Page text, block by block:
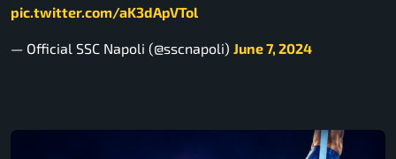
pic.twitter.com/aK3dApVTol
— Official SSC Napoli (@sscnapoli) June 7, 2024